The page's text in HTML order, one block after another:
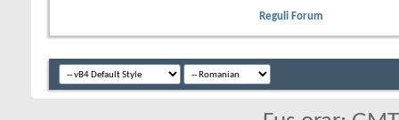
Reguli Forum